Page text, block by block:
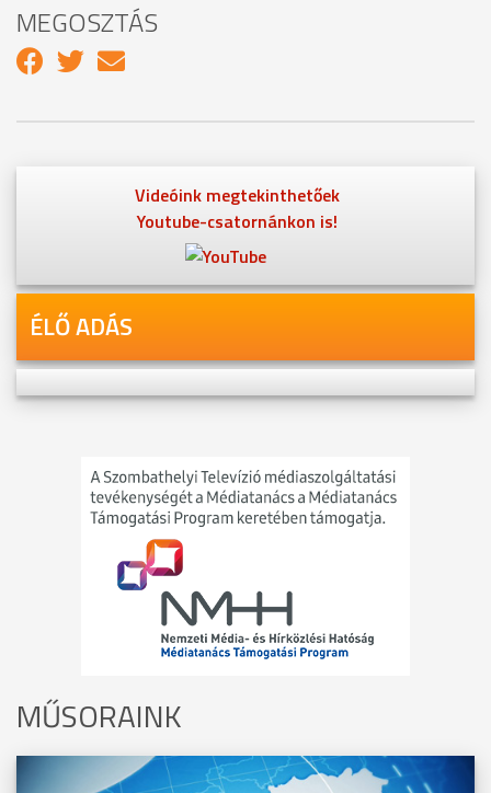
MEGOSZTÁS
Videóink megtekinthetőek
Youtube-csatornánkon is!
ÉLŐ ADÁS
MŰSORAINK